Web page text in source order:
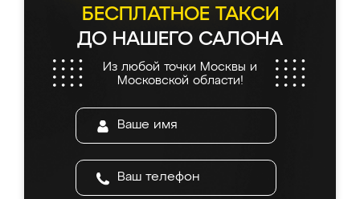
БЕСПЛАТНОЕ ТАКСИ
ДО НАШЕГО САЛОНА
Из любой точки Москвы и
Московской области!